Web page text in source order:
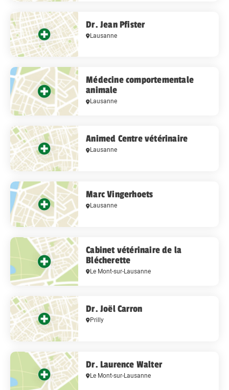
Dr. Jean Pfister
Lausanne
Médecine comportementale
animale
Lausanne
​Animed Centre vétérinaire
Lausanne
Marc Vingerhoets
Lausanne
Cabinet vétérinaire de la
Blécherette
Le Mont-sur-Lausanne
Dr. Joël Carron
Prilly
Dr. Laurence Walter
Le Mont-sur-Lausanne